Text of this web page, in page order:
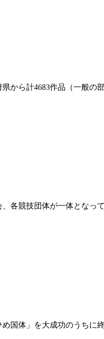
ら計4683作品（一般の
各競技団体が一体となっ
国体」を大成功のうちに